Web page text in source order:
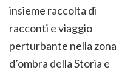
insieme raccolta di
racconti e viaggio
perturbante nella zona
d’ombra della Storia e